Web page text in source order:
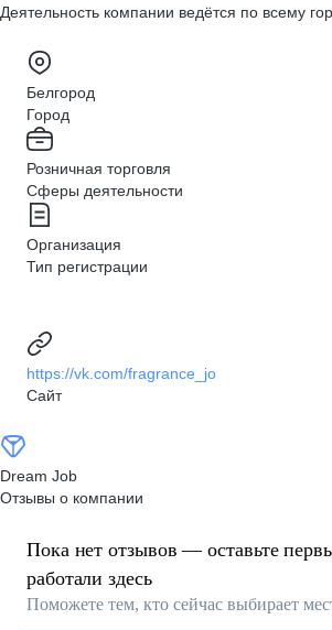
Деятельность компании ведётся по всему
Белгород
Город
Розничная торговля
Сферы деятельности
Организация
Тип регистрации
https://vk.com/fragrance_jo
Сайт
Dream Job
Отзывы о компании
Пока нет отзывов — оставьте
работали здесь
Поможете тем, кто сейчас выбирает